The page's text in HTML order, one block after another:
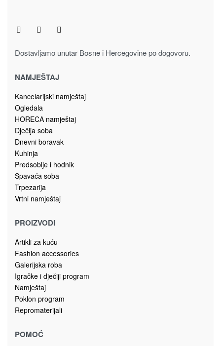
Dostavljamo unutar Bosne i Hercegovine po dogovoru.
NAMJEŠTAJ
Kancelarijski namještaj
Ogledala
HORECA namještaj
Dječija soba
Dnevni boravak
Kuhinja
Predsoblje i hodnik
Spavaća soba
Trpezarija
Vrtni namještaj
PROIZVODI
Artikli za kuću
Fashion accessories
Galerijska roba
Igračke i dječiji program
Namještaj
Poklon program
Repromaterijali
POMOĆ